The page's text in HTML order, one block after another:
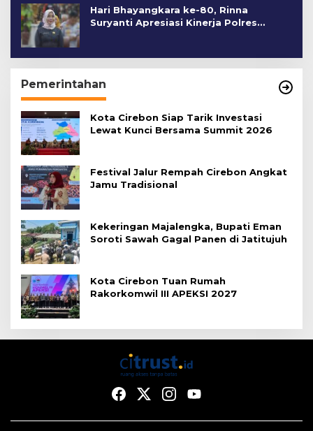
Hari Bhayangkara ke-80, Rinna
Suryanti Apresiasi Kinerja Polres
Pemerintahan
Kota Cirebon Siap Tarik Investasi
Lewat Kunci Bersama Summit 2026
Festival Jalur Rempah Cirebon Angkat
Jamu Tradisional
Kekeringan Majalengka, Bupati Eman
Soroti Sawah Gagal Panen di Jatitujuh
Kota Cirebon Tuan Rumah
Rakorkomwil III APEKSI 2027